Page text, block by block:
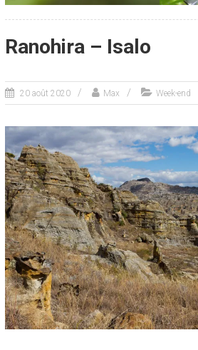
Ranohira – Isalo
20 août 2020 Max Week-end